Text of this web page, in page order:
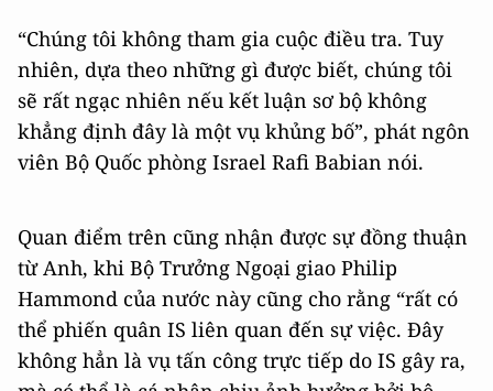
“Chúng tôi không tham gia cuộc điều tra. Tuy
nhiên, dựa theo những gì được biết, chúng tôi
sẽ rất ngạc nhiên nếu kết luận sơ bộ không
khẳng định đây là một vụ khủng bố”, phát ngôn
viên Bộ Quốc phòng Israel Rafi Babian nói.
Quan điểm trên cũng nhận được sự đồng thuận
từ Anh, khi Bộ Trưởng Ngoại giao Philip
Hammond của nước này cũng cho rằng “rất có
thể phiến quân IS liên quan đến sự việc. Đây
không hẳn là vụ tấn công trực tiếp do IS gây ra,